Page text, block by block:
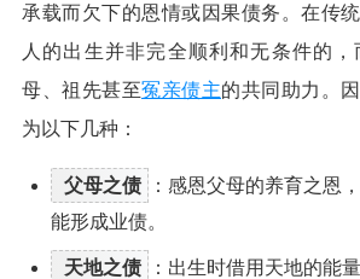
承载而欠下的恩情或因果债务。在传
人的出生并非完全顺利和无条件的
母、祖先甚至冤亲债主的共同助力。
为以下几种：
父母之债
：感恩父母的养育之恩
能形成业债。
天地之债
：出生时借用天地的能